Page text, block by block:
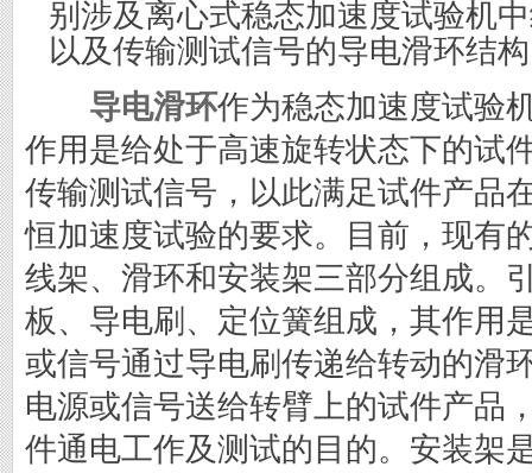
别涉及离心式稳态加速度试验机
以及传输测试信号的导电滑环结
导电滑环作为稳态加速度试验
作用是给处于高速旋转状态下的试
传输测试信号，以此满足试件产品
恒加速度试验的要求。目前，现有
线架、滑环和安装架三部分组成。
板、导电刷、定位簧组成，其作用
或信号通过导电刷传递给转动的滑
电源或信号送给转臂上的试件产品
件通电工作及测试的目的。安装架